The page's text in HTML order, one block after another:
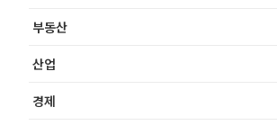
부동산
산업
경제